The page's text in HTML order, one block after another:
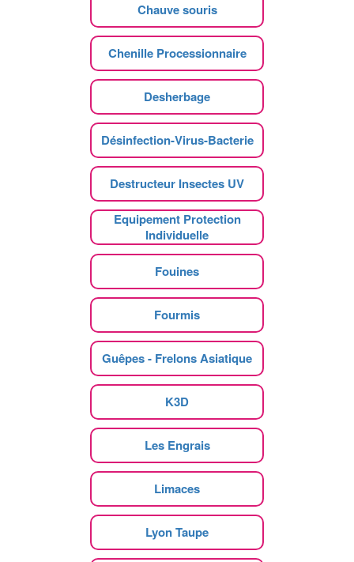
Chauve souris
Chenille Processionnaire
Desherbage
Désinfection-Virus-Bacterie
Destructeur Insectes UV
Equipement Protection
Individuelle
Fouines
Fourmis
Guêpes - Frelons Asiatique
K3D
Les Engrais
Limaces
Lyon Taupe